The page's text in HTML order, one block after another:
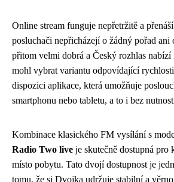
Online stream funguje nepřetržitě a
posluchači nepřicházejí o žádný pořad
přitom velmi dobrá a Český rozhlas
mohl vybrat variantu odpovídající
dispozici aplikace, která umožňuje
smartphonu nebo tabletu, a to i bez
Kombinace klasického FM vysílání s
Radio Two live je skutečně dostupná pro
místo pobytu. Tato dvojí dostupnost je
tomu, že si Dvojka udržuje stabilní a